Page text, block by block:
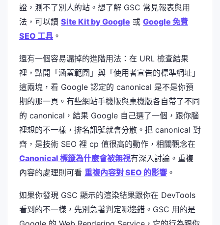
證，測不了別人的站。想了解 GSC 常見報表與用
法，可以讀 Site Kit by Google 或 Google 免費
SEO 工具 。
還有一個容易漏掉的進階用法：在 URL 檢查結果
裡，點開「涵蓋範圍」與「使用者宣告的標準網址」
這兩塊，看 Google 認定的 canonical 是不是你預
期的那一頁。有些網站手機版與桌機版各自帶了不同
的 canonical，結果 Google 自己選了一個，跟你腦
裡想的不一樣，排名訊號就會分散。把 canonical 對
齊，是技術 SEO 裡 cp 值很高的動作，相關觀念在
Canonical 標籤為什麼會被無視有深入討論。重複
內容的處理則可看 重複內容對 SEO 的影響 。
如果你發現 GSC 顯示的渲染結果跟你在 DevTools
看到的不一樣，先別急著判定哪邊錯。GSC 用的是